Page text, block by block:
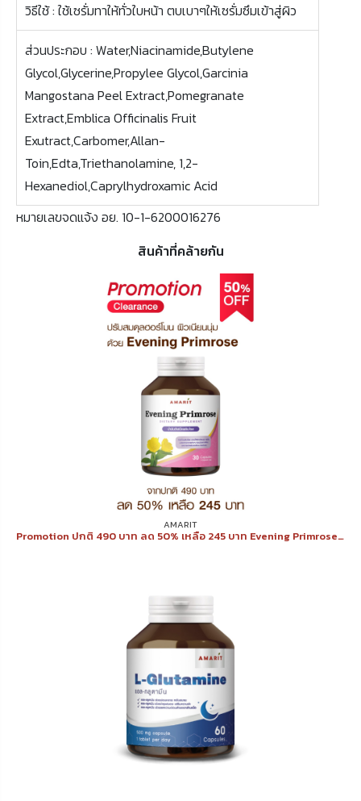
วิธีใช้ : ใช้เซรั่มทาให้ทั่วใบหน้า ตบเบาๆให้เซรั่มซึมเข้าสู่ผิว
ส่วนประกอบ : Water,Niacinamide,Butylene
Glycol,Glycerine,Propylee Glycol,Garcinia
Mangostana Peel Extract,Pomegranate
Extract,Emblica Officinalis Fruit
Exutract,Carbomer,Allan-
Toin,Edta,Triethanolamine, 1,2-
Hexanediol,Caprylhydroxamic Acid
หมายเลขจดแจ้ง อย. 10-1-6200016276
สินค้าที่คล้ายกัน
AMARIT
Promotion ปกติ 490 บาท ลด 50% เหลือ 245 บาท Evening Primrose 30 แคปซูล ช่วยให้ผิวเนียนนุ่ม ชุ่มชื่น ลดอาการผิวแห้ง